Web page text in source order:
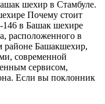
шехир в Стамбуле.
Почему стоит
146 в Башак шехире
расположенного в
районе Башакшехир,
современной
сервисом,
Если вы поклонник